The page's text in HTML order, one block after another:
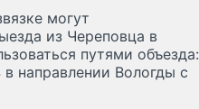
могут
из Череповца в
путями объезда:
направлении Вологды с